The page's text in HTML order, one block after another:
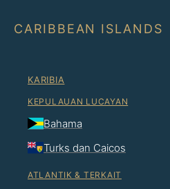
CARIBBEAN ISLANDS
KARIBIA
KEPULAUAN LUCAYAN
Bahama
Turks dan Caicos
ATLANTIK & TERKAIT